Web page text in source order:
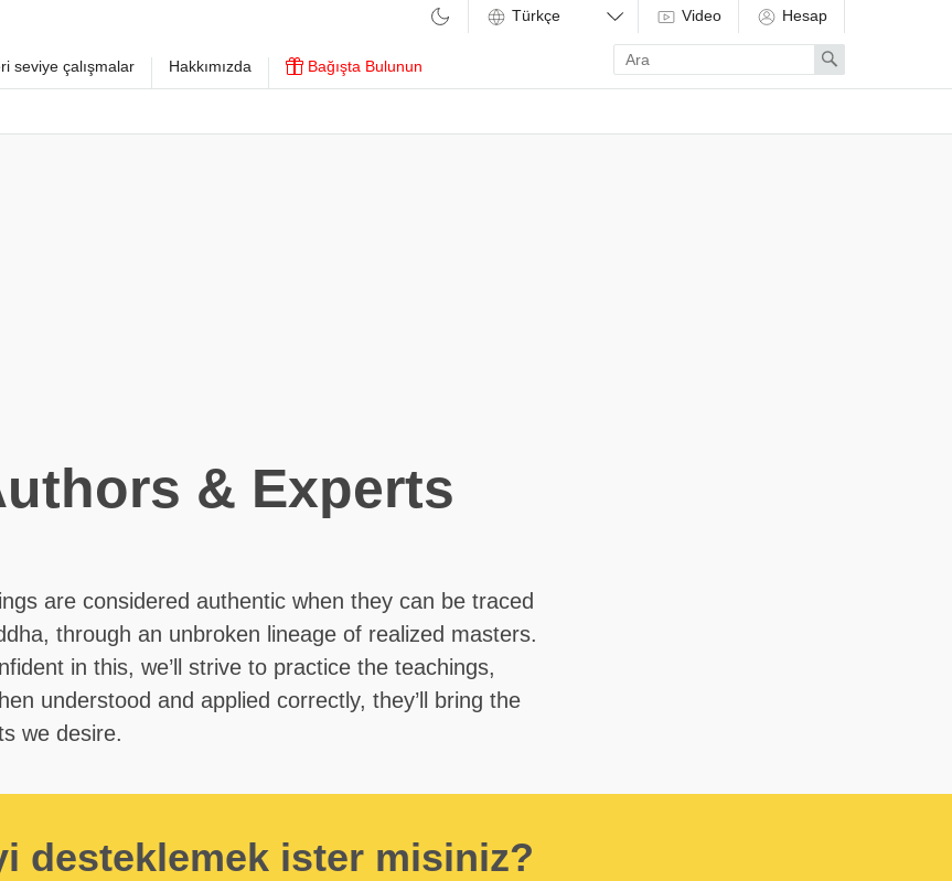
seviye çalışmalar Hakkımızda Bağışta Bulunun
Video Hesap
Enter
search
term
Search
& Experts
are considered authentic when they can be traced
through an unbroken lineage of realized masters.
in this, we’ll strive to practice the teachings,
understood and applied correctly, they’ll bring the
we desire.
desteklemek ister misiniz?